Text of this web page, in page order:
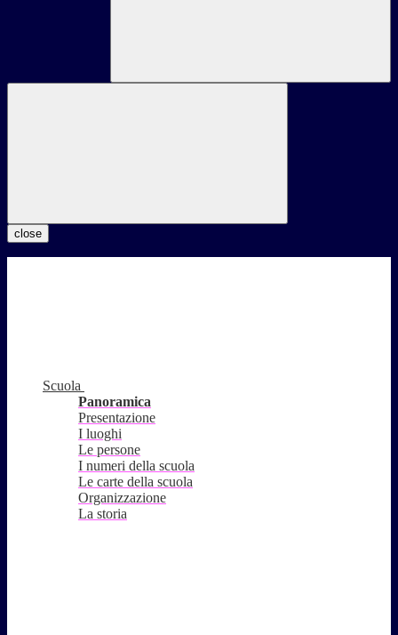
close
Scuola
Panoramica
Presentazione
I luoghi
Le persone
I numeri della scuola
Le carte della scuola
Organizzazione
La storia